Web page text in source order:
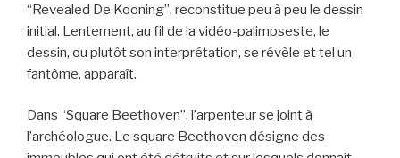
“Revealed De Kooning”, reconstitue peu à peu le dessin
initial. Lentement, au fil de la vidéo-palimpseste, le
dessin, ou plutôt son interprétation, se révèle et tel un
fantôme, apparaît.
Dans “Square Beethoven”, l’arpenteur se joint à
l’archéologue. Le square Beethoven désigne des